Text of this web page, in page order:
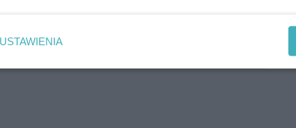
i Triduum Paschalnego.
USTAWIENIA